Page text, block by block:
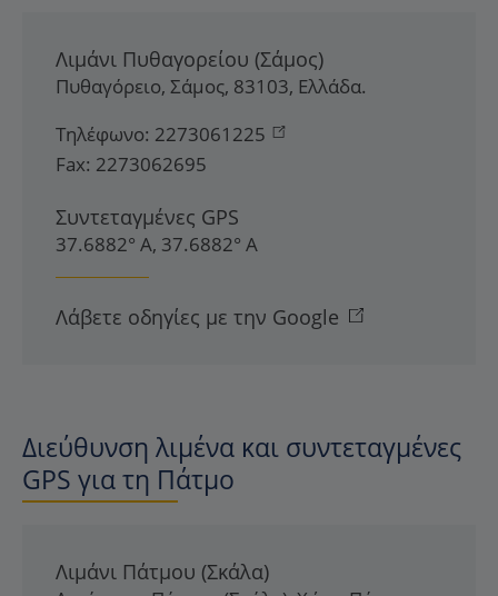
Λιμάνι Πυθαγορείου (Σάμος)
Πυθαγόρειο, Σάμος, 83103, Ελλάδα.
Τηλέφωνο: 2273061225
Fax: 2273062695
Συντεταγμένες GPS
37.6882° Α, 37.6882° Α
Λάβετε οδηγίες με την Google
Διεύθυνση λιμένα και συντεταγμένες
GPS για τη Πάτμο
Λιμάνι Πάτμου (Σκάλα)